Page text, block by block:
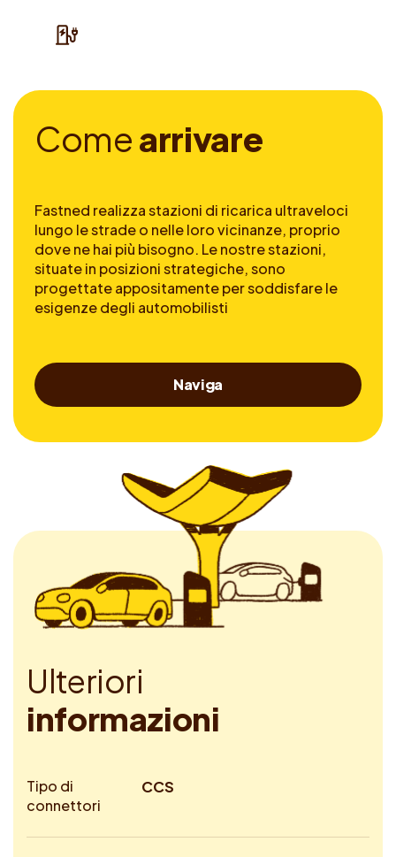
Comearrivare
Fastned realizza stazioni di ricarica ultraveloci
lungo le strade o nelle loro vicinanze, proprio
dove ne hai più bisogno. Le nostre stazioni,
situate in posizioni strategiche, sono
progettate appositamente per soddisfare le
esigenze degli automobilisti
Naviga
Ulteriori
informazioni
Tipo di
connettori
CCS